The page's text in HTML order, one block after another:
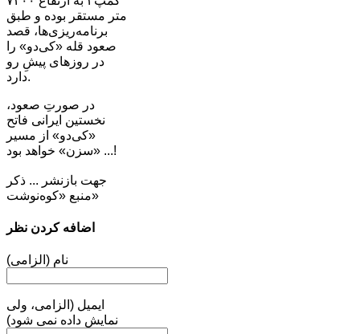
متر مستقر بوده و طبق
برنامه‌ریزی‌‌ها، قصد
صعود قله «کی‌دو» را
در روزهای پیشِ رو
دارد.
در صورتِ صعود،
نخستین ایرانی فاتح
«کی‌دو» از مسیر
«سزن» خواهد بود ...!
جهت بازنشر ... ذکر
منبع «کوه‌نوشت»
اضافه کردن نظر
نام (الزامی)
ایمیل (الزامی، ولی
نمایش داده نمی شود)